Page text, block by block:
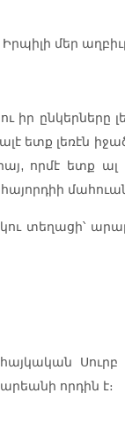
մեր
իր ընկերները
ետք լեռէն
որմէ ետք
տեղացի՝
Սուրբ
որդին է։